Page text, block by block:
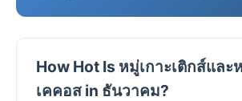
How Hot Is หมู่เกาะเติกส์และ
เคคอส in ธันวาคม?